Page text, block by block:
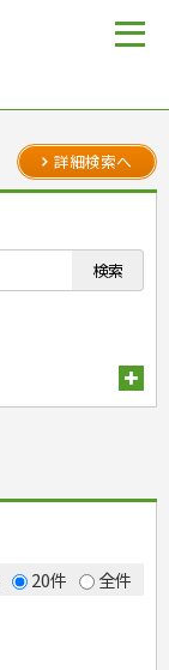
詳細検索へ
20件
全件